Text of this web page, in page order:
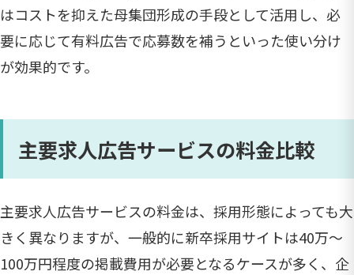
はコストを抑えた母集団形成の手段として活用し、必
要に応じて有料広告で応募数を補うといった使い分け
が効果的です。
主要求人広告サービスの料金比較
主要求人広告サービスの料金は、採用形態によっても大
きく異なりますが、一般的に新卒採用サイトは40万～
100万円程度の掲載費用が必要となるケースが多く、企